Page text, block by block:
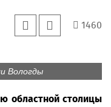
1460
Вологды
областной столицы